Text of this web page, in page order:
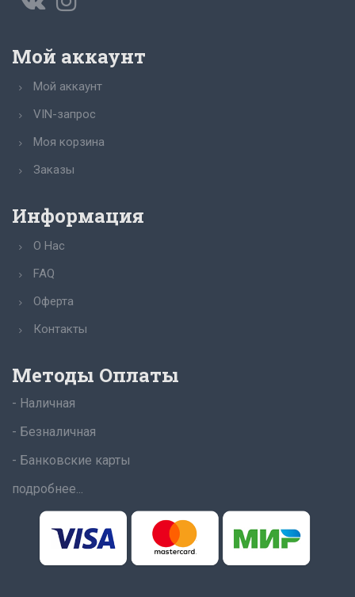
Мой аккаунт
Мой аккаунт
VIN-запрос
Моя корзина
Заказы
Информация
О Нас
FAQ
Оферта
Контакты
Методы Оплаты
- Наличная
- Безналичная
- Банковские карты
подробнее...